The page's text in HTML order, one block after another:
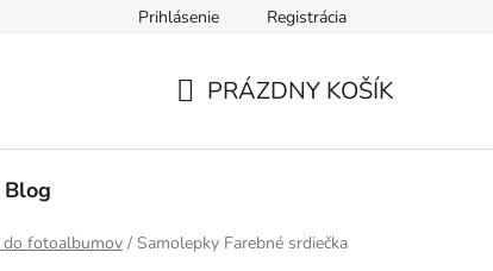
Prihlásenie Registrácia
PRÁZDNY KOŠÍK
Blog
do fotoalbumov / Samolepky Farebné srdiečka